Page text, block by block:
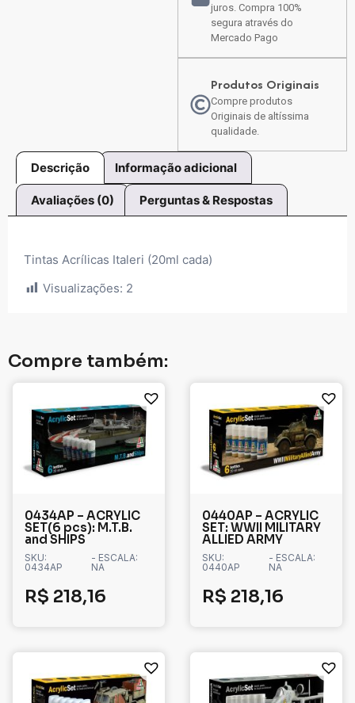
juros. Compra 100%
segura através do
Mercado Pago
Produtos Originais
Compre produtos
Originais de altíssima
qualidade.
Descrição Informação adicional
Avaliações (0) Perguntas & Respostas
Tintas Acrílicas Italeri (20ml cada)
Visualizações: 2
Compre também:
0434AP – ACRYLIC
SET(6 pcs): M.T.B.
and SHIPS
SKU:
0434AP
- ESCALA:
NA
R$ 218,16
0440AP – ACRYLIC
SET: WWII MILITARY
ALLIED ARMY
SKU:
0440AP
- ESCALA:
NA
R$ 218,16